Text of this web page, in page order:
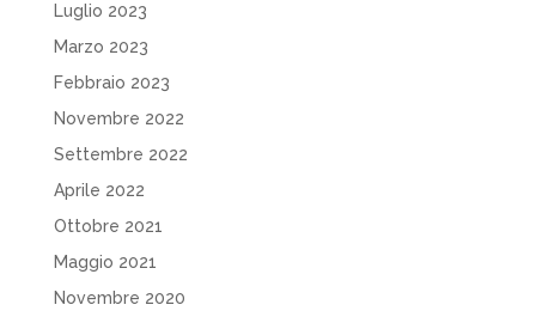
Luglio 2023
Marzo 2023
Febbraio 2023
Novembre 2022
Settembre 2022
Aprile 2022
Ottobre 2021
Maggio 2021
Novembre 2020